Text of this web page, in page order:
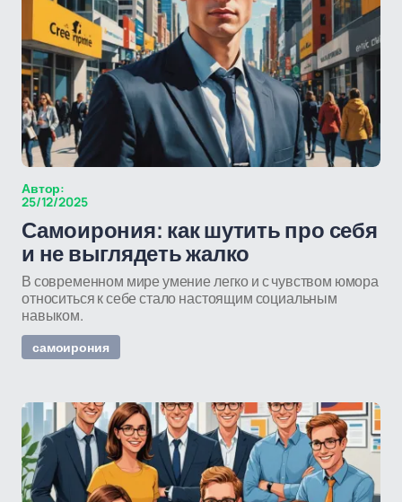
Автор:
25/12/2025
Самоирония: как шутить про себя
и не выглядеть жалко
В современном мире умение легко и с чувством юмора
относиться к себе стало настоящим социальным
навыком.
самоирония